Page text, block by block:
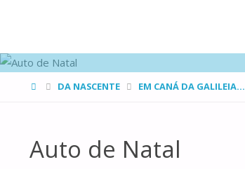
HOMEDA NASCENTE EM CANÁ DA GALILEIA...
Auto de Natal